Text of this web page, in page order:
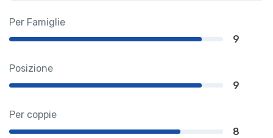
Per Famiglie
9
Posizione
9
Per coppie
8